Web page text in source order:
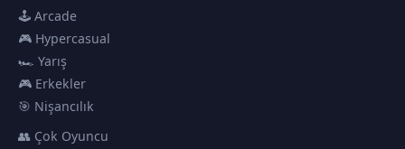
🕹️ Arcade
🎮 Hypercasual
🏎️ Yarış
🎮 Erkekler
🎯 Nişancılık
👥 Çok Oyuncu